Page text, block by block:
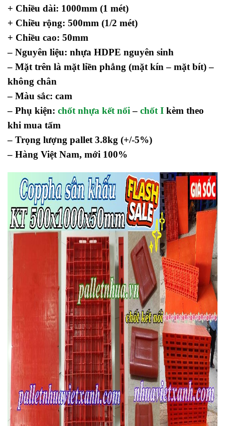
+ Chiều dài: 1000mm (1 mét)
+ Chiều rộng: 500mm (1/2 mét)
+ Chiều cao: 50mm
– Nguyên liệu: nhựa HDPE nguyên sinh
– Mặt trên là mặt liền phẳng (mặt kín – mặt bít) –
không chân
– Màu sắc: cam
– Phụ kiện: chốt nhựa kết nối– chốt I kèm theo
khi mua tấm
– Trọng lượng pallet 3.8kg (+/-5%)
– Hàng Việt Nam, mới 100%